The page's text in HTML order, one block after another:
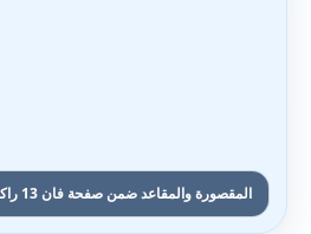
المقصورة والمقاعد ضمن صفحة فان 13 راكب للإيجار